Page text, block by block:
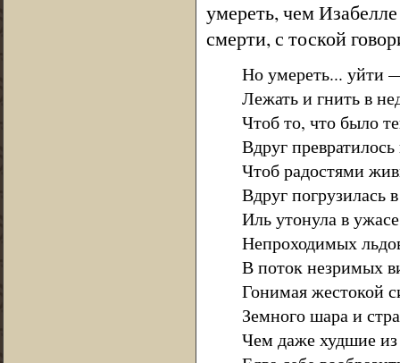
умереть, чем
смерти, с тоской
Но умереть... уйти
Лежать и гнить в
Чтоб то, что было
Вдруг
Чтоб радостями
Вдруг погрузилась
Иль утонула в
Непроходимых
В поток незримых
Гонимая жестокой
Земного шара и
Чем даже худшие